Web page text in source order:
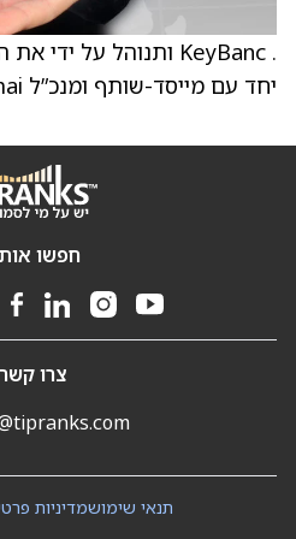
יחד עם מייסד-שותף ומנכ”ל Akamai, ד”ר טום לייטון.
חפשו
צרו
מדיניותתנאי שימוש